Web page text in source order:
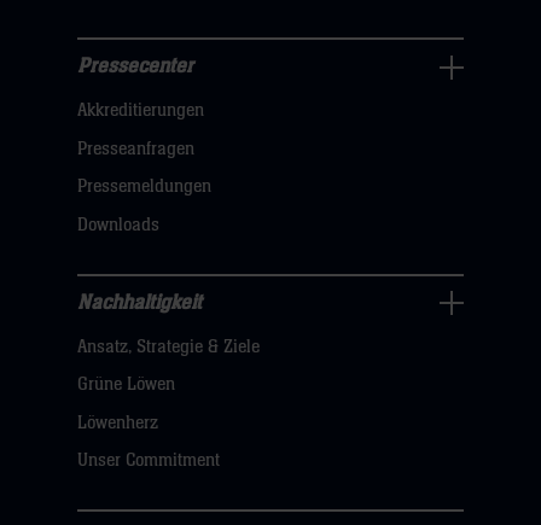
Navigation
öffnen,
dann
hier
Pressecenter
Akkreditierungen
Presseanfragen
Pressemeldungen
Downloads
Nachhaltigkeit
Navigation
öffnen,
dann
klicken
hier
Nachhaltigkeit
Ansatz, Strategie & Ziele
Grüne Löwen
Löwenherz
Unser Commitment